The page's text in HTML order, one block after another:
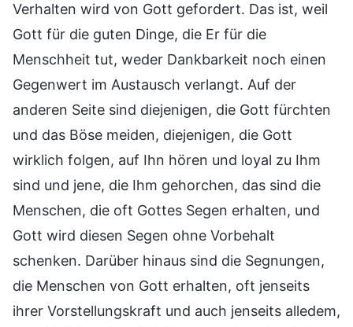
Verhalten wird von Gott gefordert. Das ist, weil
Gott für die guten Dinge, die Er für die
Menschheit tut, weder Dankbarkeit noch einen
Gegenwert im Austausch verlangt. Auf der
anderen Seite sind diejenigen, die Gott fürchten
und das Böse meiden, diejenigen, die Gott
wirklich folgen, auf Ihn hören und loyal zu Ihm
sind und jene, die Ihm gehorchen, das sind die
Menschen, die oft Gottes Segen erhalten, und
Gott wird diesen Segen ohne Vorbehalt
schenken. Darüber hinaus sind die Segnungen,
die Menschen von Gott erhalten, oft jenseits
ihrer Vorstellungskraft und auch jenseits alledem,